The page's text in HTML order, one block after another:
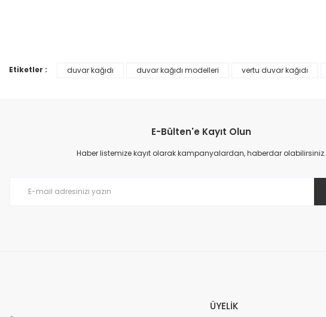
Ürün bilgilerinde hatalar bulunuyor.
Etiketler : duvar kağıdı duvar kağıdı modelleri vertu duvar kağıdı
E-Bülten'e Kayıt Olun
Haber listemize kayıt olarak kampanyalardan, haberdar olabilirsiniz.
ÜYELİK